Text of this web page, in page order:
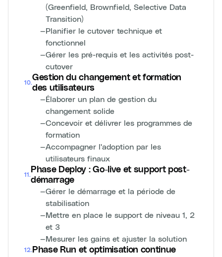
(Greenfield, Brownfield, Selective Data
Transition)
—Planifier le cutover technique et
fonctionnel
—Gérer les pré-requis et les activités post-
cutover
10.
Gestion du changement et formation
des utilisateurs
—Élaborer un plan de gestion du
changement solide
—Concevoir et délivrer les programmes de
formation
—Accompagner l'adoption par les
utilisateurs finaux
11 .
Phase Deploy : Go-live et support post-
démarrage
—Gérer le démarrage et la période de
stabilisation
—Mettre en place le support de niveau 1, 2
et 3
—Mesurer les gains et ajuster la solution
12. Phase Run et optimisation continue